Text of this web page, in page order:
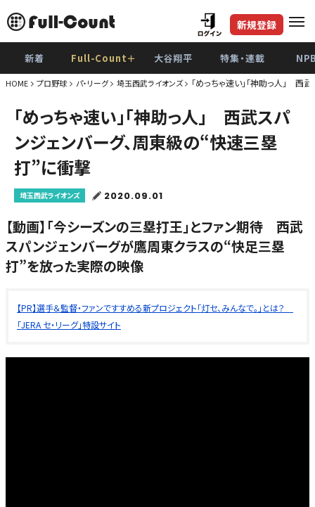
新規登録
新着 Full-Count＋ 大谷翔平 特集・連載
HOME プロ野球 パ・リーグ 埼玉西武ライオンズ 「めっちゃ速い」「神助っ人」
「めっちゃ速い」「神助っ人」 西武スパ
ンジェンバーグ、周東級の“快速三塁
打”に衝撃
埼玉西武ライオンズ 2020.09.01
【動画】「今シーズンの三塁打王」とファン期待 西武
スパンジェンバーグが鷹周東クラスの“快足三塁
打”を放った実際の映像
【PR】選手＆監督・ファンですすめる新プロジェクト「灯セ、みんなで。」とは？
「JERA セ・リーグ」特設サイト